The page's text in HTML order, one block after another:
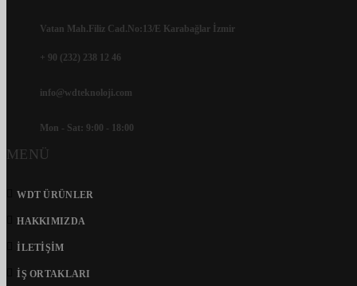
Vatan Mah.Filiz Cad.No:13/E Karabağlar İzmir
+ 90 (232) 238 12 46
info@wdteknoloji.com
Mon - Sat: 9:00 - 18:00
MENÜ
WDT ÜRÜNLER
HAKKIMIZDA
İLETIŞIM
İŞ ORTAKLARI